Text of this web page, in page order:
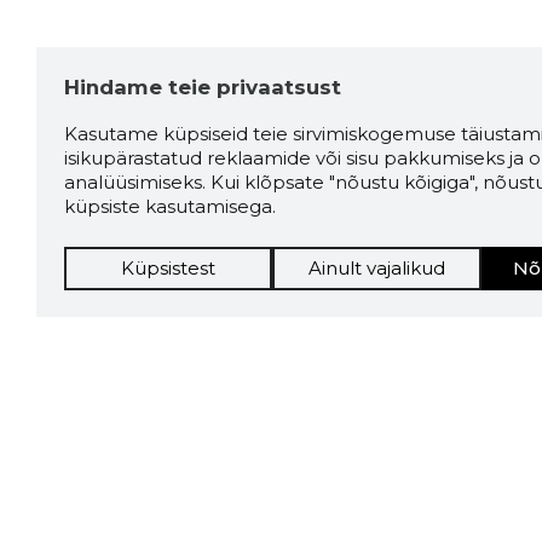
personaalsed halduspakkumised
üldine haldusteenus
personaalne kliendihaldur
heakorrateenustes
hinnad kokkuleppel vastavalt
kliendi vajadustele
Hindame teie privaatsust
Kasutame küpsiseid teie sirvimiskogemuse
isikupärastatud reklaamide või sisu pakkumiseks ja
analüüsimiseks. Kui klõpsate "nõustu kõigiga",
küpsiste kasutamisega.
Küpsistest Ainult vajalikud